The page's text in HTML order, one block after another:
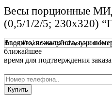
Весы порционные
(0,5/1/2/5; 230х320)
Введите, пожалуйста, ваш
ближайшее
время для подтверждения